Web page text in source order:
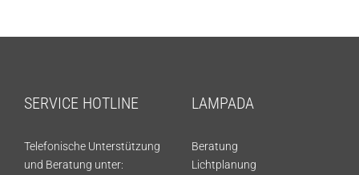
SERVICE HOTLINE
Telefonische Unterstützung
und Beratung unter:
LAMPADA
Beratung
Lichtplanung